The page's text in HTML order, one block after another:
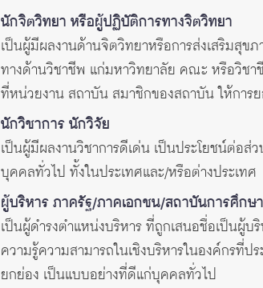
นักจิตวิทยา หรือผู้ปฏิบัติการทางจิตวิทยา
เป็นผู้มีผลงานด้านจิตวิทยาหรือการส่งเสริมสุ
ทางด้านวิชาชีพ แก่มหาวิทยาลัย คณะ หรือวิชา
ที่หน่วยงาน สถาบัน สมาชิกของสถาบัน ให้การ
นักวิชาการ นักวิจัย
เป็นผู้มีผลงานวิชาการดีเด่น เป็นประโยชน์ต่อ
บุคคลทั่วไป ทั้งในประเทศและ/หรือต่างประเทศ
ผู้บริหาร ภาครัฐ/ภาคเอกชน/สถาบันการศึกษา
เป็นผู้ดำรงตำแหน่งบริหาร ที่ถูกเสนอชื่อเป็นผู้บ
ความรู้ความสามารถในเชิงบริหารในองค์กรที่
ยกย่อง เป็นแบบอย่างที่ดีแก่บุคคลทั่วไป